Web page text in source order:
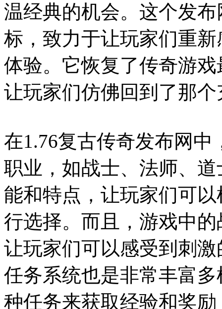
温经典的机会。这个发
标，致力于让玩家们重
体验。它恢复了传奇游
让玩家们仿佛回到了那
在1.76复古传奇发布网
职业，如战士、法师、
能和特点，让玩家们可
行选择。而且，游戏中
让玩家们可以感受到刺
任务系统也是非常丰富
种任务来获取经验和奖